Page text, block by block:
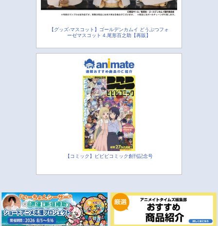
【グッズ-マスコット】ゴールデンカムイ どうぶつフォ
ーゼマスコット 4.尾形百之助【再販】
【コミック】ビビビコミック創刊記念号